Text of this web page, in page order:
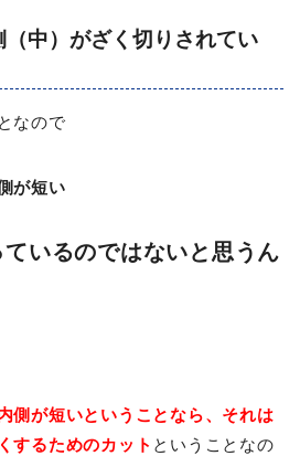
中）がざく切りされてい
なので
が短い
いるのではないと思うん
側が短いということなら、それは
するためのカット ということなの